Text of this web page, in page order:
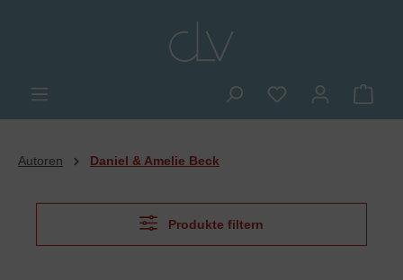
Du hast 0
Autoren Daniel & Amelie Beck
Produkte filtern